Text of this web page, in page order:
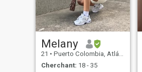
Melany
21 • Puerto Colombia, Atlántico, Colombie
Cherchant: 18 - 35